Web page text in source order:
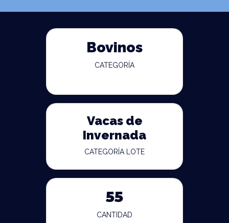
Bovinos
CATEGORÍA
Vacas de
Invernada
CATEGORÍA LOTE
55
CANTIDAD